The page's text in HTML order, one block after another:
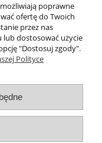
poprawne
ofertę do Twoich
przez nas
lub dostosować użycie
"Dostosuj zgody".
Polityce